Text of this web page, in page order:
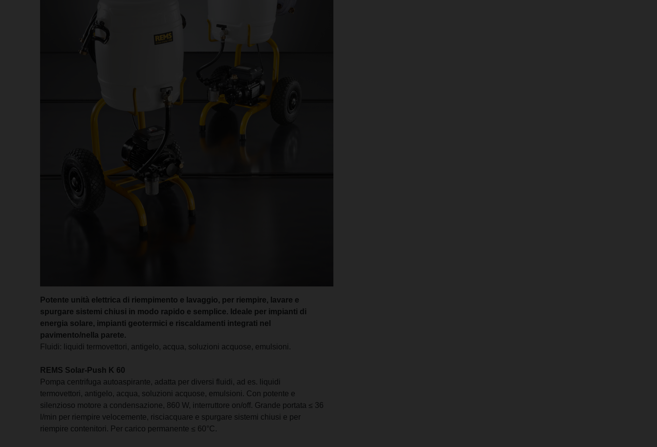
Potente unità elettrica di riempimento e lavaggio, per riempire, lavare e
spurgare sistemi chiusi in modo rapido e semplice. Ideale per impianti di
energia solare, impianti geotermici e riscaldamenti integrati nel
pavimento/nella parete.
Fluidi: liquidi termovettori, antigelo, acqua, soluzioni acquose, emulsioni.
REMS Solar-Push K 60
Pompa centrifuga autoaspirante, adatta per diversi fluidi, ad es. liquidi
termovettori, antigelo, acqua, soluzioni acquose, emulsioni. Con potente e
silenzioso motore a condensazione, 860 W, interruttore on/off. Grande portata ≤ 36
l/min per riempire velocemente, risciacquare e spurgare sistemi chiusi e per
riempire contenitori. Per carico permanente ≤ 60°C.